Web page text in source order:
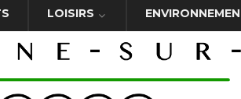
LOISIRS